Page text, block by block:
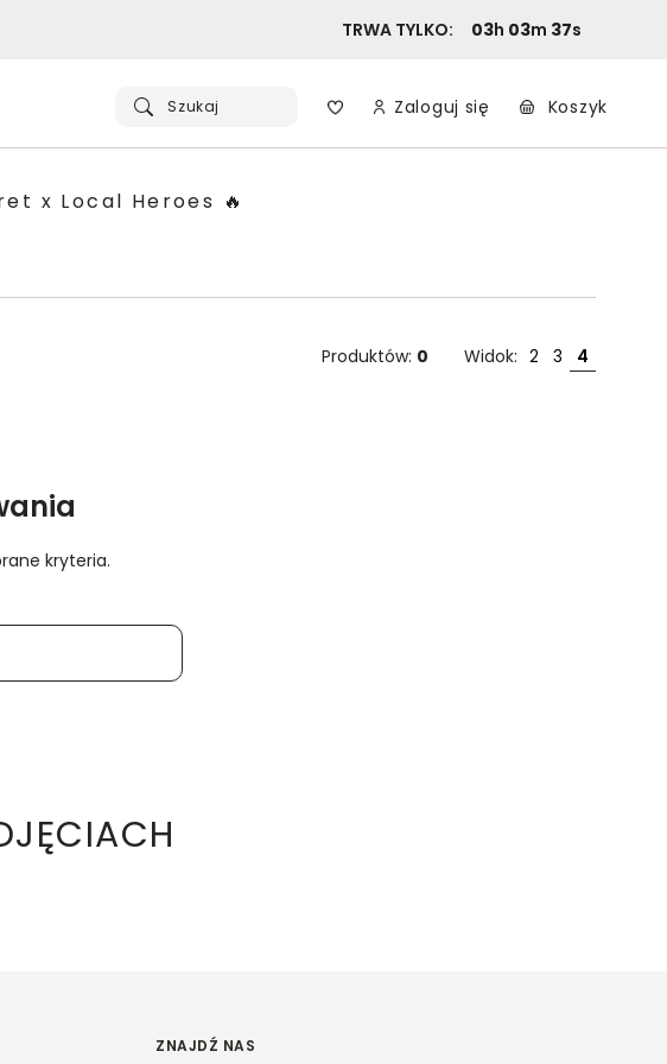
TRWA TYLKO: 03h 03m 36s
Szukaj Zaloguj się Koszyk
x Local Heroes 🔥
Produktów: 0 Widok: 2 3 4
kryteria.
ZNAJDŹ NAS